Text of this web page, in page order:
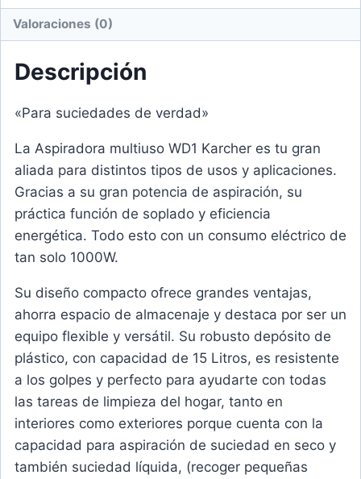
Valoraciones (0)
Descripción
«Para suciedades de verdad»
La Aspiradora multiuso WD1 Karcher es tu gran
aliada para distintos tipos de usos y aplicaciones.
Gracias a su gran potencia de aspiración, su
práctica función de soplado y eficiencia
energética. Todo esto con un consumo eléctrico de
tan solo 1000W.
Su diseño compacto ofrece grandes ventajas,
ahorra espacio de almacenaje y destaca por ser un
equipo flexible y versátil. Su robusto depósito de
plástico, con capacidad de 15 Litros, es resistente
a los golpes y perfecto para ayudarte con todas
las tareas de limpieza del hogar, tanto en
interiores como exteriores porque cuenta con la
capacidad para aspiración de suciedad en seco y
también suciedad líquida, (recoger pequeñas